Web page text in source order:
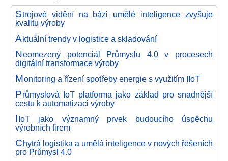
Strojové vidění na bázi umělé inteligence zvyšuje
kvalitu výroby
Aktuální trendy v logistice a skladování
Neomezený potenciál Průmyslu 4.0 v procesech
digitální transformace výroby
Monitoring a řízení spotřeby energie s využitím IIoT
Průmyslová IoT platforma jako základ pro snadnější
cestu k automatizaci výroby
IIoT jako významný prvek budoucího úspěchu
výrobních firem
Chytrá logistika a umělá inteligence v nových řešeních
pro Průmysl 4.0